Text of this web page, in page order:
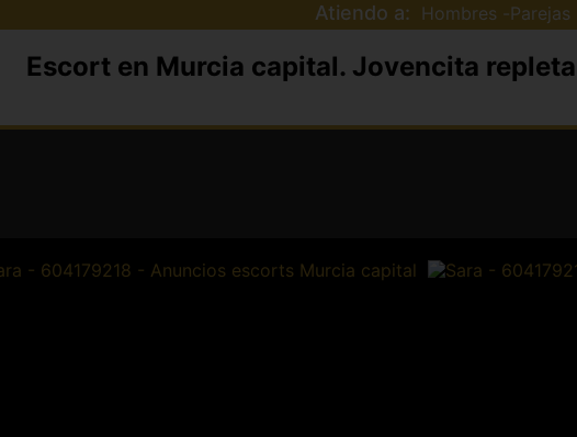
Atiendo a: Hombres Parejas
Escort en Murcia capital. Jovencita